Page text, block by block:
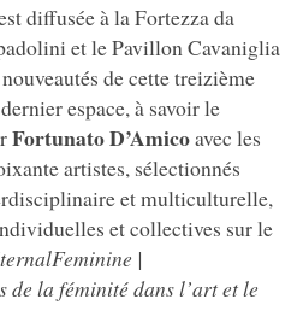
diffusée à la Fortezza da
et le Pavillon Cavaniglia
de cette treizième
espace, à savoir le
Fortunato D’Amicoavec les
artistes, sélectionnés
et multiculturelle,
et collectives sur le
|
de la féminité dans l’art et le